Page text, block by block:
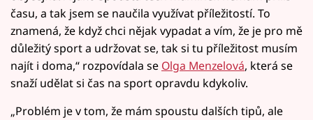
času, a tak jsem se naučila využívat příležitostí. To
znamená, že když chci nějak vypadat a vím, že je pro mě
důležitý sport a udržovat se, tak si tu příležitost musím
najít i doma,“ rozpovídala se Olga Menzelová, která se
snaží udělat si čas na sport opravdu kdykoliv.
„Problém je v tom, že mám spoustu dalších tipů, ale